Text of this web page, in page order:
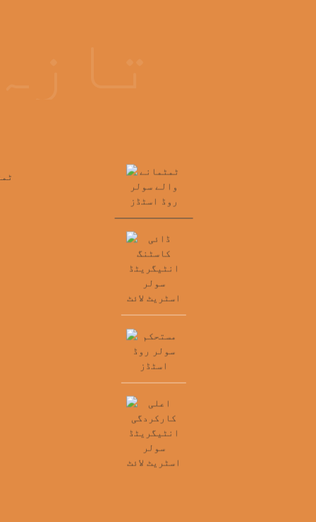
کاسٹنگ انٹیگریٹڈ
سولر اسٹریٹ لائٹ
ایک مربوط حل فراہم
ہیں جو ایک متحد
کے ذریعے اختتام سے
آپریشنز کو ہموار
کے لیے ڈیزائن کیا